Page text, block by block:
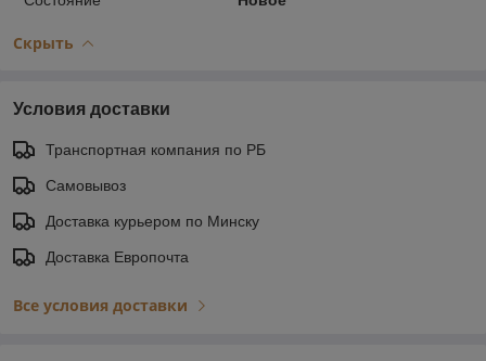
Скрыть
Условия доставки
Транспортная компания по РБ
Самовывоз
Доставка курьером по Минску
Доставка Европочта
Все условия доставки